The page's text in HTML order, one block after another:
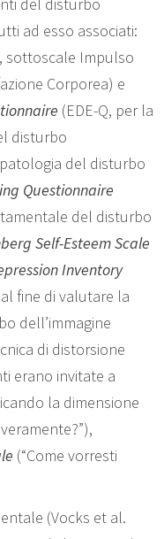
del disturbo
ad esso associati:
sottoscale Impulso
Corporea) e
(EDE-Q, per la
disturbo
del disturbo
Questionnaire
del disturbo
Self-Esteem Scale
Inventory
fine di valutare la
dell’immagine
di distorsione
erano invitate a
la dimensione
(“Come vorresti
(Vocks et al.